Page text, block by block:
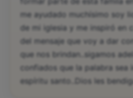
me ayudado muchísimo soy
de mi iglesia y me inspiró en
del mensaje que voy a dar
que nos brindan..sigamos
confiados que la palabra sea
espíritu santo..Dios les